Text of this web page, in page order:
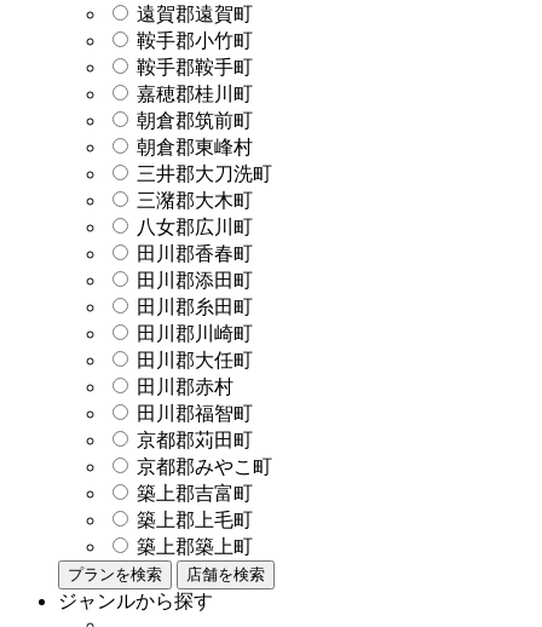
遠賀郡遠賀町
鞍手郡小竹町
鞍手郡鞍手町
嘉穂郡桂川町
朝倉郡筑前町
朝倉郡東峰村
三井郡大刀洗町
三潴郡大木町
八女郡広川町
田川郡香春町
田川郡添田町
田川郡糸田町
田川郡川崎町
田川郡大任町
田川郡赤村
田川郡福智町
京都郡苅田町
京都郡みやこ町
築上郡吉富町
築上郡上毛町
築上郡築上町
プランを検索 店舗を検索
ジャンルから探す